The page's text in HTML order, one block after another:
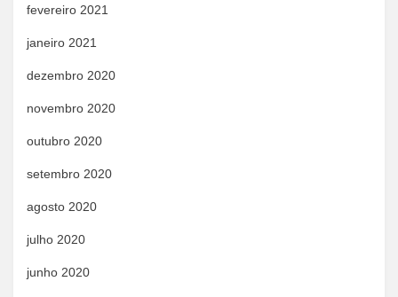
fevereiro 2021
janeiro 2021
dezembro 2020
novembro 2020
outubro 2020
setembro 2020
agosto 2020
julho 2020
junho 2020